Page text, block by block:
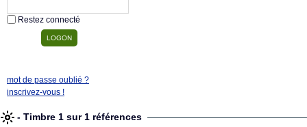
Restez connecté
mot de passe oublié ?
inscrivez-vous !
- Timbre 1 sur 1 références